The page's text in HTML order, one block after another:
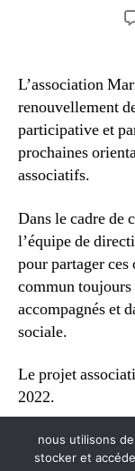
l’article
L’association
renouvellement
participative et
prochaines
associatifs.
Dans le cadre de
l’équipe de
pour partager
commun
accompagnés et
sociale.
Le projet
2022.
nous utilisons
stocker et